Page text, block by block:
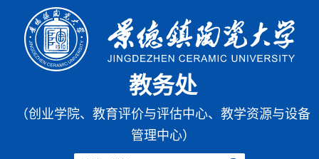
教务处
（创业学院、教育评价与评估中心、教学资源与设备
管理中心）